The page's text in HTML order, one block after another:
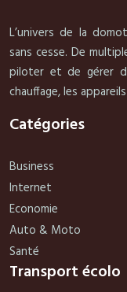
L’univers de la
sans cesse. De
piloter et de gérer
chauffage, les
Catégories
Business
Internet
Economie
Auto & Moto
Santé
Transport écolo